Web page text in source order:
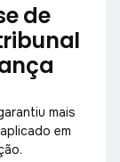
de
mais
em